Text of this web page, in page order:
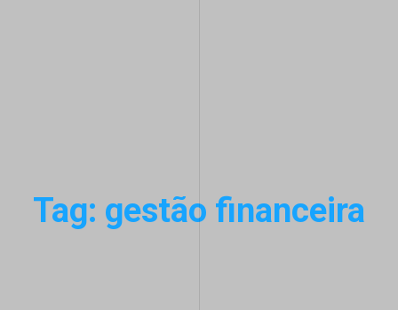
Tag: gestão financeira